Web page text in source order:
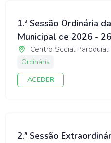
1.ª Sessão Ordinária
Municipal de 2026 -
Centro Social
Ordinária
ACEDER
2.ª Sessão